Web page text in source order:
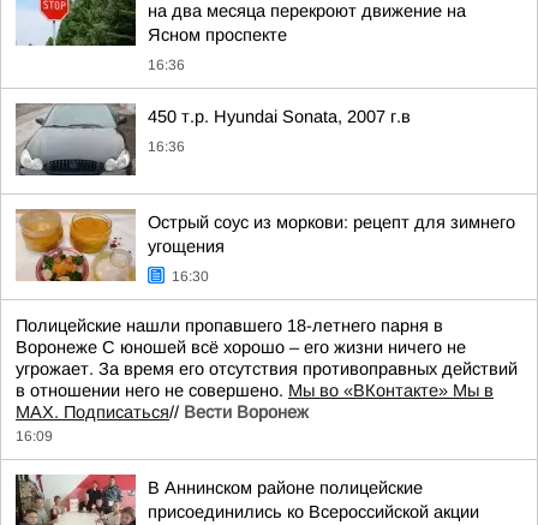
на два месяца перекроют движение на
Ясном проспекте
16:36
450 т.p. Hyundai Sonata, 2007 г.в
16:36
Острый соус из моркови: рецепт для зимнего
угощения
16:30
Полицейские нашли пропавшего 18-летнего парня в
Воронеже С юношей всё хорошо – его жизни ничего не
угрожает. За время его отсутствия противоправных действий
в отношении него не совершено. Мы во «ВКонтакте» Мы в
MAX. Подписаться// Вести Воронеж
16:09
В Аннинском районе полицейские
присоединились ко Всероссийской акции